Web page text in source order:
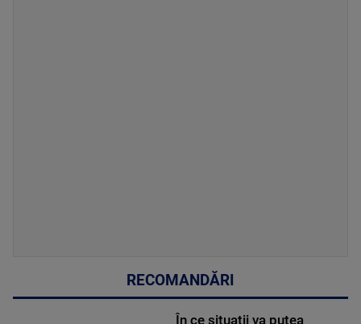
RECOMANDĂRI
În ce situații va putea